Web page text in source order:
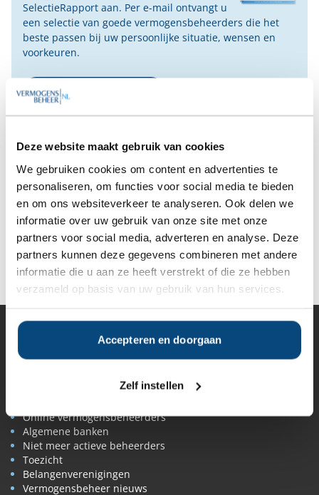
Deze website maakt gebruik van cookies
We gebruiken cookies om content en advertenties te
personaliseren, om functies voor social media te bieden
en om ons websiteverkeer te analyseren. Ook delen we
informatie over uw gebruik van onze site met onze
partners voor social media, adverteren en analyse. Deze
partners kunnen deze gegevens combineren met andere
informatie die u aan ze heeft verstrekt of die ze hebben
verzameld op basis van uw gebruik van hun services.
Accepteren en doorgaan
Zelf instellen
SelectieRapport aan. Per e-mail ontvangt u
een selectie van goede vermogensbeheerders die het
beste passen bij uw persoonlijke situatie, wensen en
voorkeuren.
Gratis Selectierapport
Vanaf €100 Vanaf €1.000
Vanaf
€10.000
Vanaf
€15.000
Deel op Facebook
Deel op X
Deel op LinkedIn
Vermogensbeheer
Alle vermogensbeheerders in Nederland
Vermogensbeheerders per regio
Online vermogensbeheerders
Algemene banken
Niet meer actieve beheerders
Toezicht
Belangenverenigingen
Vermogensbeheer nieuws